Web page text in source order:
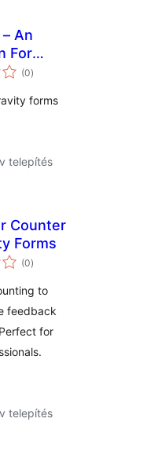
An
For
and
(0értékelés
összesen
)
forms
telepítés
Counter
Forms
(0értékelés
összesen
)
to
feedback
for
telepítés